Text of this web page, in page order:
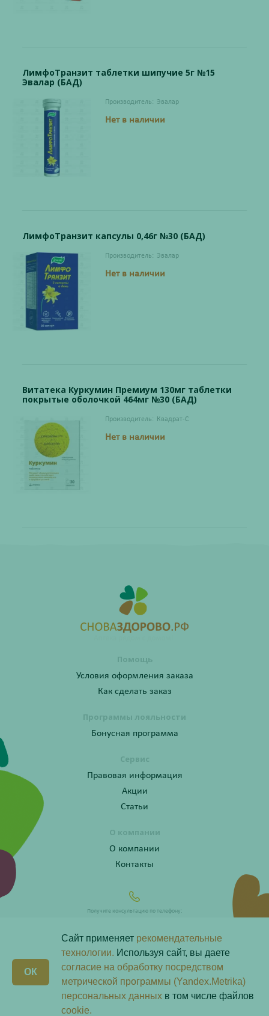
ЛимфоТранзит таблетки шипучие 5г №15
Эвалар (БАД)
Производитель: Эвалар
Нет в наличии
ЛимфоТранзит капсулы 0,46г №30 (БАД)
Производитель: Эвалар
Нет в наличии
Витатека Куркумин Премиум 130мг таблетки
покрытые оболочкой 464мг №30 (БАД)
Производитель: Квадрат-С
Нет в наличии
Помощь
Условия оформления заказа
Как сделать заказ
Программы лояльности
Бонусная программа
Сервис
Правовая информация
Акции
Статьи
О компании
О компании
Контакты
Получите консультацию по телефону:
Любая информация на сайте носит справочный характер и не является публичной офертой
определяемой положениями пункта 2 статьи 437 Гражданского кодекса Российской Федерации.
Сайт применяет рекомендательные
технологии. Используя сайт, вы даете
согласие на обработку посредством
метрической программы (Yandex.Metrika)
персональных данных в том числе файлов
cookie.
ОК
Скачай наше
приложение